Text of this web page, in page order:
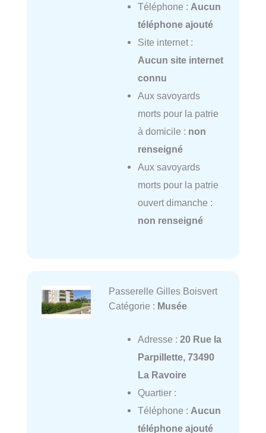
Téléphone : Aucun
téléphone ajouté
Site internet :
Aucun site internet
connu
Aux savoyards
morts pour la patrie
à domicile : non
renseigné
Aux savoyards
morts pour la patrie
ouvert dimanche :
non renseigné
Passerelle Gilles Boisvert
Catégorie : Musée
Adresse : 20 Rue la
Parpillette, 73490
La Ravoire
Quartier :
Téléphone : Aucun
téléphone ajouté